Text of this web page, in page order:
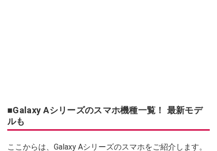
■Galaxy Aシリーズのスマホ機種一覧！ 最新モデ
ルも
ここからは、Galaxy Aシリーズのスマホをご紹介します。